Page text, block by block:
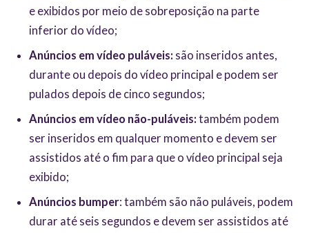
e exibidos por meio de sobreposição na parte
inferior do vídeo;
Anúncios em vídeo puláveis: são inseridos antes,
durante ou depois do vídeo principal e podem ser
pulados depois de cinco segundos;
Anúncios em vídeo não-puláveis: também podem
ser inseridos em qualquer momento e devem ser
assistidos até o fim para que o vídeo principal seja
exibido;
Anúncios bumper: também são não puláveis, podem
durar até seis segundos e devem ser assistidos até